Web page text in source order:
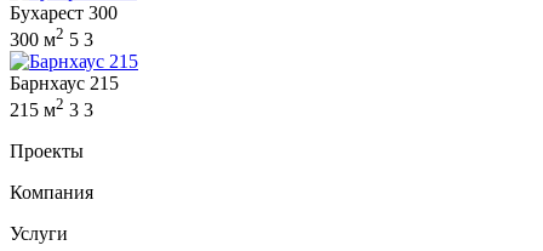
Бухарест 300
300 м2 5 3
Барнхаус 215
215 м2 3 3
Проекты
Компания
Услуги